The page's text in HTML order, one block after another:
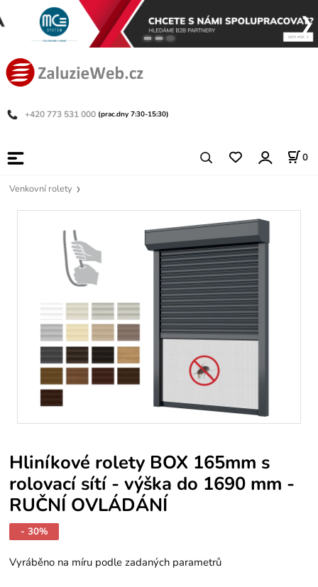
+420 773 531 000 (prac.dny 7:30-15:30)
0
Venkovní rolety
Hliníkové rolety BOX 165mm s
rolovací sítí - výška do 1690 mm -
RUČNÍ OVLÁDÁNÍ
- 30%
Vyráběno na míru podle zadaných parametrů